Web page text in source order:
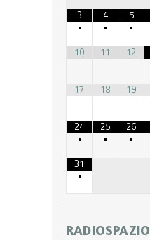
3
•
4
•
5
•
10 11 12
17
18 19
24
•
25
•
26
•
31
•
RADIOSPAZIO